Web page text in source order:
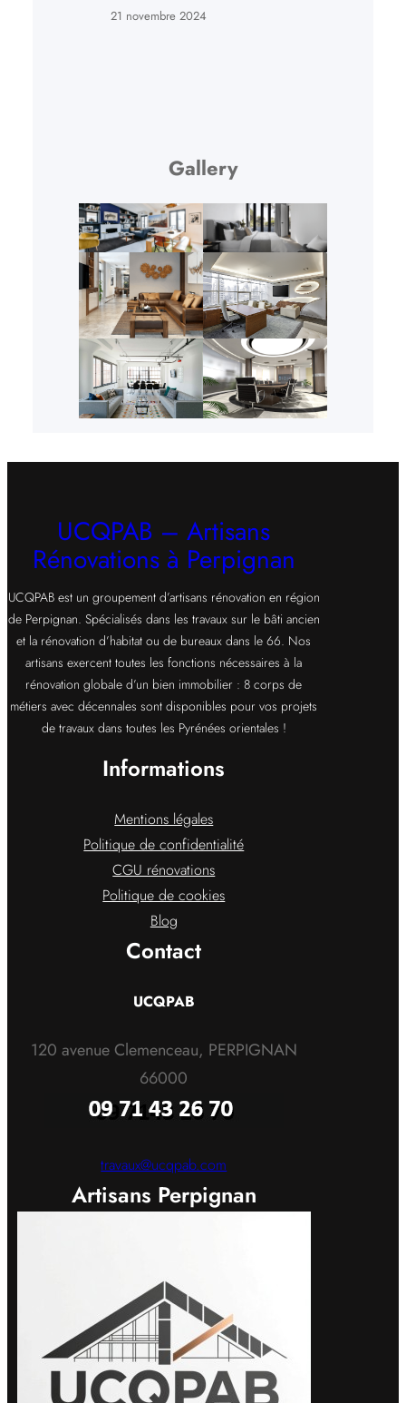
21 novembre 2024
Gallery
UCQPAB – Artisans
Rénovations à Perpignan
UCQPAB est un groupement d’artisans rénovation en région
de Perpignan. Spécialisés dans les travaux sur le bâti ancien
et la rénovation d’habitat ou de bureaux dans le 66. Nos
artisans exercent toutes les fonctions nécessaires à la
rénovation globale d’un bien immobilier : 8 corps de
métiers avec décennales sont disponibles pour vos projets
de travaux dans toutes les Pyrénées orientales !
Informations
Mentions légales
Politique de confidentialité
CGU rénovations
Politique de cookies
Blog
Contact
UCQPAB
120 avenue Clemenceau, PERPIGNAN
66000
travaux@ucqpab.com
Artisans Perpignan